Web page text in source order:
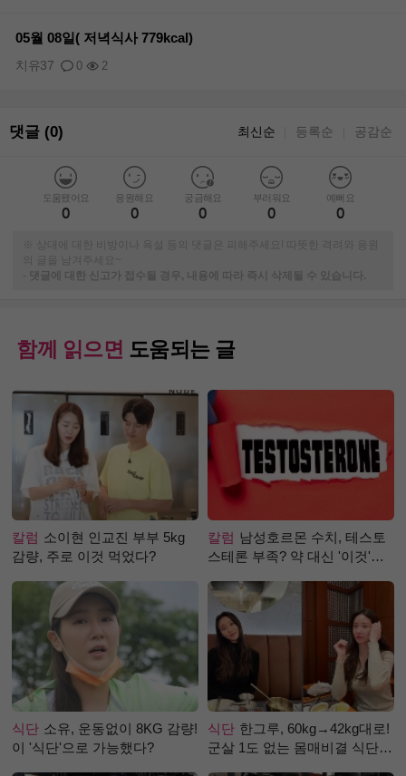
05월 08일( 저녁식사 779kcal)
0 2
치유37
댓글 (0) 최신순 등록순 공감순
도움됐어요
0
응원해요
0
궁금해요
0
부러워요
0
예뻐요
0
※ 상대에 대한 비방이나 욕설 등의 댓글은 피해주세요! 따뜻한 격려와 응원
의 글을 남겨주세요~
-
댓글에 대한 신고가 접수될 경우, 내용에 따라 즉시 삭제될 수 있습니다.
함께 읽으면 도움되는 글
칼럼 소이현 인교진 부부 5kg
감량, 주로 이것 먹었다?
칼럼 남성호르몬 수치, 테스토
스테론 부족? 약 대신 '이것'으
식단 소유, 운동없이 8KG 감량!
이 '식단'으로 가능했다?
식단 한그루, 60kg→42kg대로!
군살 1도 없는 몸매비결 식단